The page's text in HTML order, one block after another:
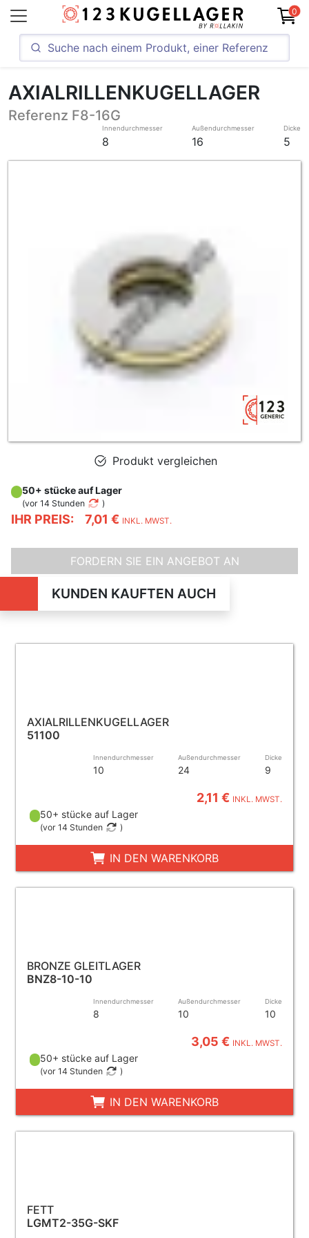
0
AXIALRILLENKUGELLAGER
Referenz F8-16G
Innendurchmesser
8
Außendurchmesser
16
Dicke
5
Produkt vergleichen
IHR PREIS: 7,01 € INKL. MWST.
50+ stücke auf Lager
(vor 14 Stunden )
FORDERN SIE EIN ANGEBOT AN
KUNDEN KAUFTEN AUCH
AXIALRILLENKUGELLAGER
51100
Innendurchmesser
10
Außendurchmesser
24
Dicke
9
2,11 € INKL. MWST.
50+ stücke auf Lager
(vor 14 Stunden )
IN DEN WARENKORB
BRONZE GLEITLAGER
BNZ8-10-10
Innendurchmesser
8
Außendurchmesser
10
Dicke
10
3,05 € INKL. MWST.
50+ stücke auf Lager
(vor 14 Stunden )
IN DEN WARENKORB
FETT
LGMT2-35G-SKF